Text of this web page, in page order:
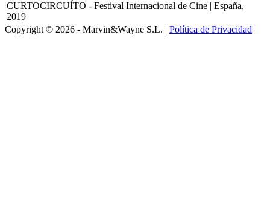
CURTOCIRCUÍTO - Festival Internacional de Cine | España,
2019
Copyright © 2026 - Marvin&Wayne S.L. | Política de Privacidad